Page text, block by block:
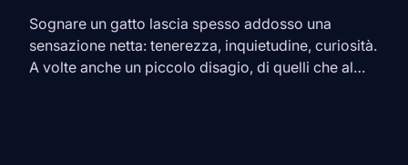
Sognare un gatto lascia spesso addosso una
sensazione netta: tenerezza, inquietudine, curiosità.
A volte anche un piccolo disagio, di quelli che al